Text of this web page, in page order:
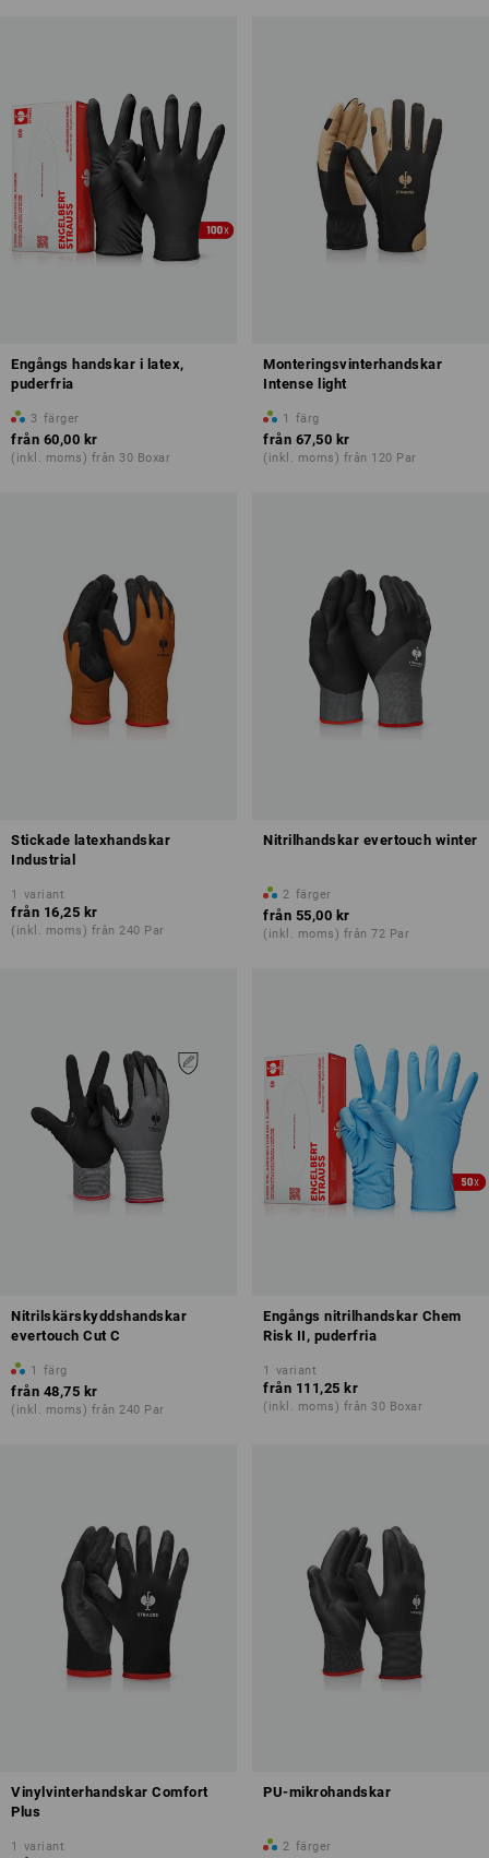
Engångs handskar i latex,
puderfria
3 färger
från 60,00 kr
(inkl. moms) från 30 Boxar
Monteringsvinterhandskar
Intense light
1 färg
från 67,50 kr
(inkl. moms) från 120 Par
Stickade latexhandskar
Industrial
1 variant
från 16,25 kr
(inkl. moms) från 240 Par
Nitrilhandskar evertouch winter
2 färger
från 55,00 kr
(inkl. moms) från 72 Par
Nitrilskärskyddshandskar
evertouch Cut C
1 färg
från 48,75 kr
(inkl. moms) från 240 Par
Engångs nitrilhandskar Chem
Risk II, puderfria
1 variant
från 111,25 kr
(inkl. moms) från 30 Boxar
Vinylvinterhandskar Comfort
Plus
1 variant
PU-mikrohandskar
2 färger